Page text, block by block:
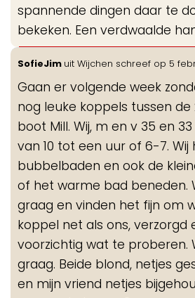
spannende dingen daar te
bekeken. Een verdwaalde
SofieJim uit Wijchen schreef op 5
Gaan er volgende week
nog leuke koppels tussen
boot Mill. Wij, m en v 35 en
van 10 tot een uur of 6-7.
bubbelbaden en ook de
of het warme bad beneden.
graag en vinden het fijn om
koppel net als ons, verzorgd
voorzichtig wat te proberen.
graag. Beide blond, netjes
en mijn vriend netjes